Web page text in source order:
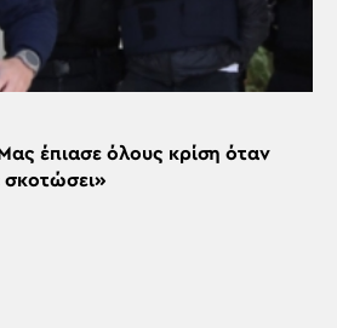
έπιασε όλους κρίση όταν
σκοτώσει»